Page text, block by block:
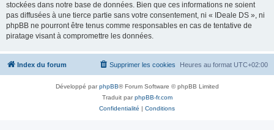
stockées dans notre base de données. Bien que ces informations ne soient
pas diffusées à une tierce partie sans votre consentement, ni « IDeale DS », ni
phpBB ne pourront être tenus comme responsables en cas de tentative de
piratage visant à compromettre les données.
Index du forum Heures au format UTC+02:00
Supprimer les cookies
Développé parphpBB® Forum Software © phpBB Limited
Traduit parphpBB-fr.com
Confidentialité | Conditions